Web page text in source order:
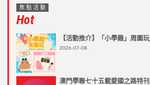
焦點活動
Hot
【活動推介】「小學雞」周圍玩
2026-07-08
澳門學聯七十五載愛國之路特刊